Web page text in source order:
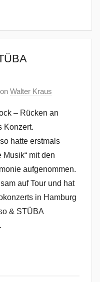
Walter Kraus
– Rücken an
Konzert.
hatte erstmals
Musik“ mit den
aufgenommen.
auf Tour und hat
in Hamburg
& STÜBA